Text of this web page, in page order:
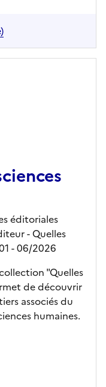
éditoriales
- Quelles
- 06/2026
"Quelles
de découvrir
associés du
humaines.